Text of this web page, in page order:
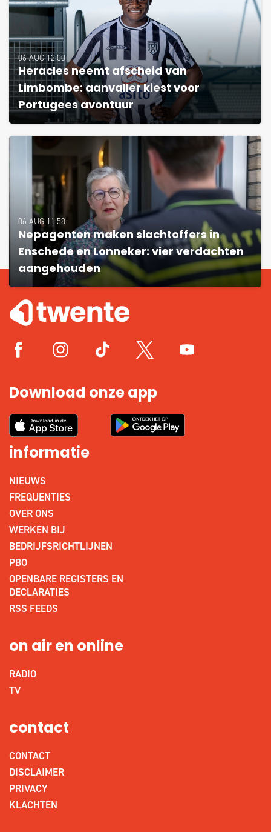
06 AUG 12:00
Heracles neemt afscheid van
Limbombe: aanvaller kiest voor
Portugees avontuur
06 AUG 11:58
Nepagenten maken slachtoffers in
Enschede en Lonneker: vier verdachten
aangehouden
Download onze app
informatie
NIEUWS
FREQUENTIES
OVER ONS
WERKEN BIJ
BEDRIJFSRICHTLIJNEN
PBO
OPENBARE REGISTERS EN
DECLARATIES
RSS FEEDS
on air en online
RADIO
TV
contact
CONTACT
DISCLAIMER
PRIVACY
KLACHTEN